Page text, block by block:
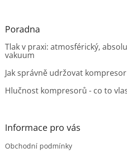
Poradna
Tlak v praxi: atmosférický,
vakuum
Jak správně udržovat kompresor
Hlučnost kompresorů - co to
Informace pro vás
Obchodní podmínky